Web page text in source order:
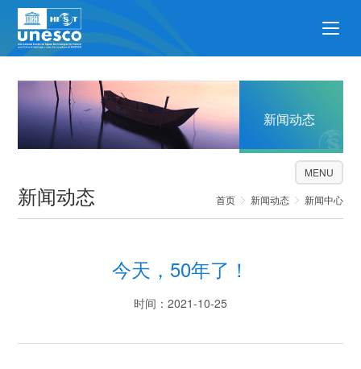
新闻动态
新闻动态 首页 新闻动态 新闻中心
MENU
今天，50年了！
时间：2021-10-25